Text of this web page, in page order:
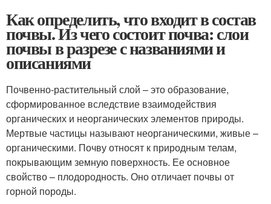
Как определить, что входит в состав
почвы. Из чего состоит почва: слои
почвы в разрезе с названиями и
описаниями
Почвенно-растительный слой – это образование,
сформированное вследствие взаимодействия
органических и неорганических элементов природы.
Мертвые частицы называют неорганическими, живые –
органическими. Почву относят к природным телам,
покрывающим земную поверхность. Ее основное
свойство – плодородность. Оно отличает почвы от
горной породы.